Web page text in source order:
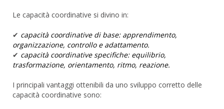
Le capacità coordinative si divino in:
✔ capacità coordinative di base: apprendimento,
organizzazione, controllo e adattamento.
✔ capacità coordinative specifiche: equilibrio,
trasformazione, orientamento, ritmo, reazione.
I principali vantaggi ottenibili da uno sviluppo corretto delle
capacità coordinative sono: